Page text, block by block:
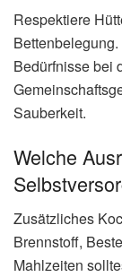
Respektiere
Bedürfnisse bei
Sauberkeit.
Welche
Zusätzliches
Brennstoff,
Mahlzeiten